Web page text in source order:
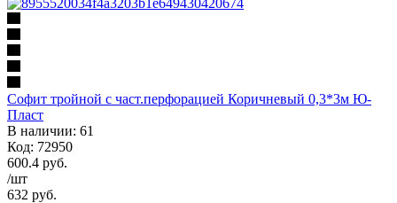
Софит тройной с част.перфорацией Коричневый 0,3*3м Ю-
Пласт
В наличии: 61
Код: 72950
600.4 руб.
/шт
632 руб.